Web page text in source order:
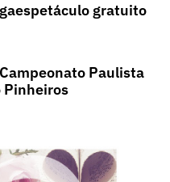
gratuito
Paulista
Pinheiros